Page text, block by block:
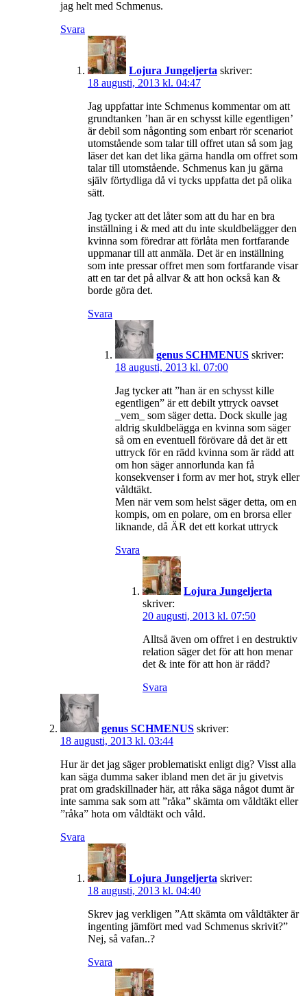
jag helt med Schmenus.
Svara
Lojura Jungeljerta skriver:
18 augusti, 2013 kl. 04:47
Jag uppfattar inte Schmenus kommentar om att
grundtanken ’han är en schysst kille egentligen’
är debil som någonting som enbart rör scenariot
utomstående som talar till offret utan så som jag
läser det kan det lika gärna handla om offret som
talar till utomstående. Schmenus kan ju gärna
själv förtydliga då vi tycks uppfatta det på olika
sätt.
Jag tycker att det låter som att du har en bra
inställning i & med att du inte skuldbelägger den
kvinna som föredrar att förlåta men fortfarande
uppmanar till att anmäla. Det är en inställning
som inte pressar offret men som fortfarande visar
att en tar det på allvar & att hon också kan &
borde göra det.
Svara
genus SCHMENUS skriver:
18 augusti, 2013 kl. 07:00
Jag tycker att ”han är en schysst kille
egentligen” är ett debilt yttryck oavset
_vem_ som säger detta. Dock skulle jag
aldrig skuldbelägga en kvinna som säger
så om en eventuell förövare då det är ett
uttryck för en rädd kvinna som är rädd att
om hon säger annorlunda kan få
konsekvenser i form av mer hot, stryk eller
våldtäkt.
Men när vem som helst säger detta, om en
kompis, om en polare, om en brorsa eller
liknande, då ÄR det ett korkat uttryck
Svara
Lojura Jungeljerta
skriver:
20 augusti, 2013 kl. 07:50
Alltså även om offret i en destruktiv
relation säger det för att hon menar
det & inte för att hon är rädd?
Svara
genus SCHMENUS skriver:
18 augusti, 2013 kl. 03:44
Hur är det jag säger problematiskt enligt dig? Visst alla
kan säga dumma saker ibland men det är ju givetvis
prat om gradskillnader här, att råka säga något dumt är
inte samma sak som att ”råka” skämta om våldtäkt eller
”råka” hota om våldtäkt och våld.
Svara
Lojura Jungeljerta skriver:
18 augusti, 2013 kl. 04:40
Skrev jag verkligen ”Att skämta om våldtäkter är
ingenting jämfört med vad Schmenus skrivit?”
Nej, så vafan..?
Svara